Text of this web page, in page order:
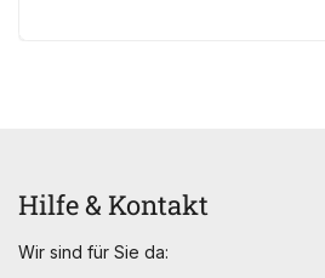
Hilfe & Kontakt
Wir sind für Sie da: